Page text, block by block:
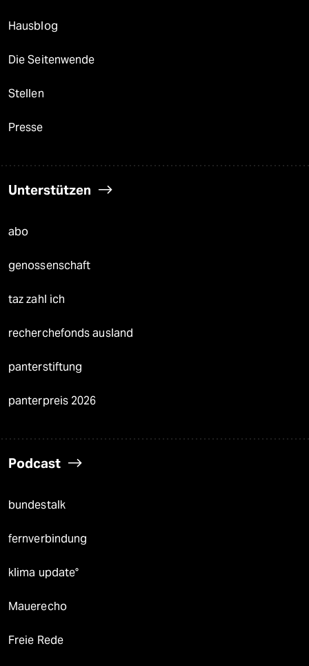
Hausblog
Die Seitenwende
Stellen
Presse
Unterstützen
abo
genossenschaft
taz zahl ich
recherchefonds ausland
panterstiftung
panterpreis 2026
Podcast
bundestalk
fernverbindung
klima update°
Mauerecho
Freie Rede